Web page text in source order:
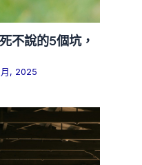
不說的5個坑，
, 2025